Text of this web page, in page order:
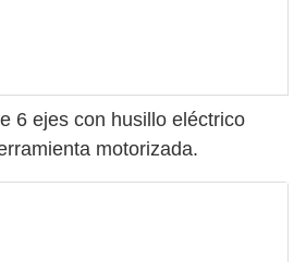
6 ejes con husillo eléctrico
motorizada.